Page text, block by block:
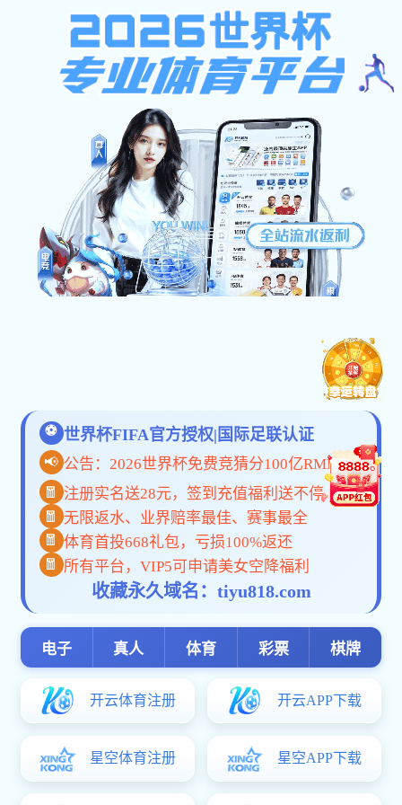
多彩宝
多彩宝:Found
The document has moved here.
多彩宝官方网站（2026已更新）最新版本-IOS/安卓通用版